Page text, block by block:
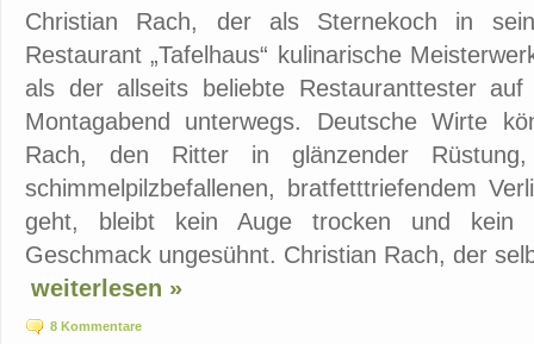
Christian Rach, der als Sternekoch in
Restaurant „Tafelhaus“ kulinarische
als der allseits beliebte Restauranttester
Montagabend unterwegs. Deutsche Wirte
Rach, den Ritter in glänzender
schimmelpilzbefallenen, bratfetttriefendem
geht, bleibt kein Auge trocken und kein
Geschmack ungesühnt. Christian Rach, der
weiterlesen »
8 Kommentare